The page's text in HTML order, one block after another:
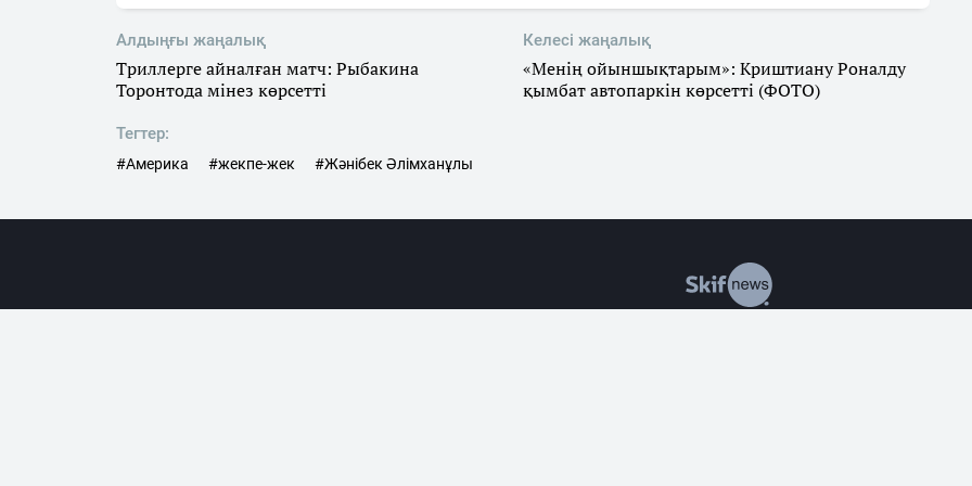
Алдыңғы жаңалық
Триллерге айналған матч: Рыбакина
Торонтода мінез көрсетті
Келесі жаңалық
«Менің ойыншықтарым»: Криштиану Роналду
қымбат автопаркін көрсетті (ФОТО)
Тегтер:
#Америка #жекпе-жек #Жәнібек Әлімханұлы